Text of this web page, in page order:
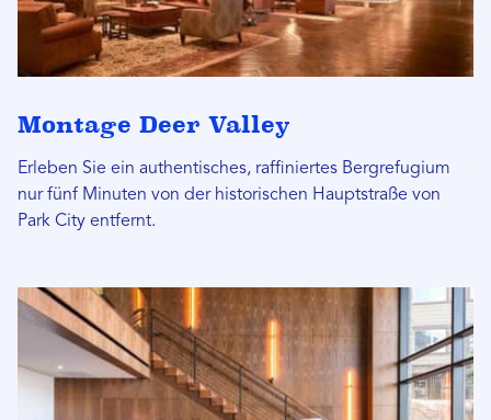
Montage Deer Valley
Erleben Sie ein authentisches, raffiniertes Bergrefugium
nur fünf Minuten von der historischen Hauptstraße von
Park City entfernt.